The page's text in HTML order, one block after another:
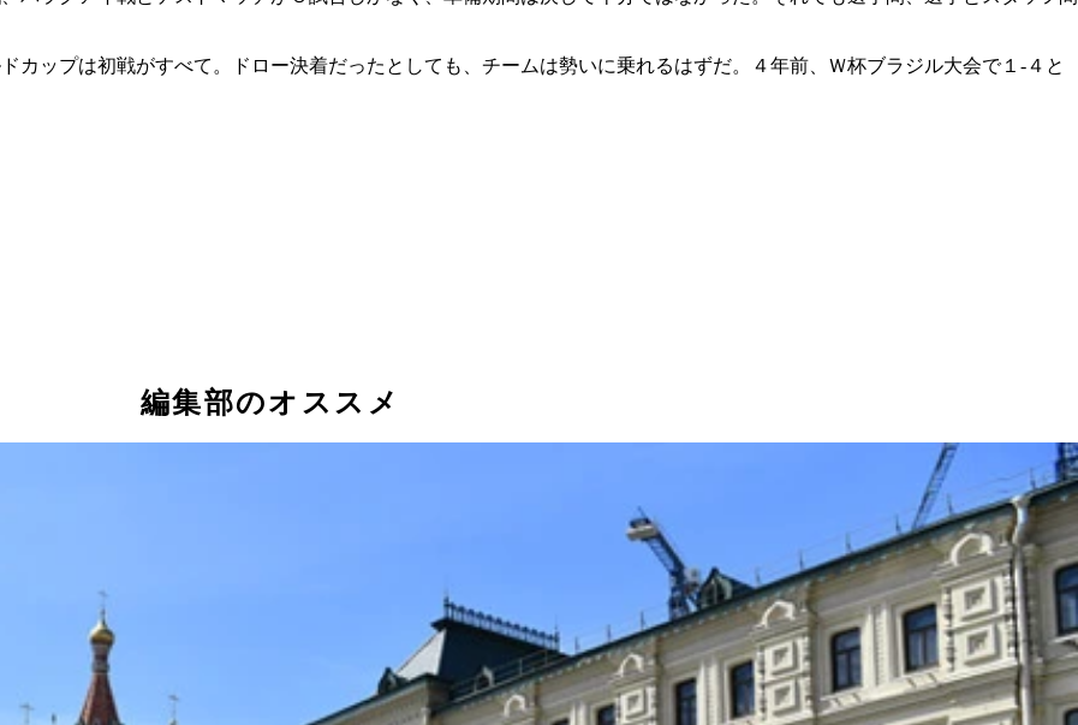
カップは初戦がすべて。ドロー決着だったとしても、チームは勢いに乗れるはずだ。４年前、Ｗ杯ブラジル大会で１‐４と
編集部のオススメ